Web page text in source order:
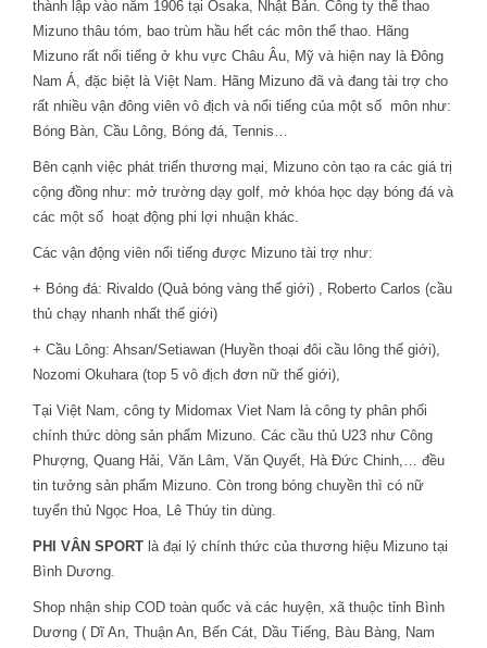
thành lập vào năm 1906 tại Osaka, Nhật Bản. Công ty thể thao
Mizuno thâu tóm, bao trùm hầu hết các môn thể thao. Hãng
Mizuno rất nổi tiếng ở khu vực Châu Âu, Mỹ và hiện nay là Đông
Nam Á, đặc biệt là Việt Nam. Hãng Mizuno đã và đang tài trợ cho
rất nhiều vận đông viên vô địch và nổi tiếng của một số môn như:
Bóng Bàn, Cầu Lông, Bóng đá, Tennis…
Bên cạnh việc phát triển thương mại, Mizuno còn tạo ra các giá trị
cộng đồng như: mở trường dạy golf, mở khóa học dạy bóng đá và
các một số hoạt động phi lợi nhuận khác.
Các vận động viên nổi tiếng được Mizuno tài trợ như:
+ Bóng đá: Rivaldo (Quả bóng vàng thế giới) , Roberto Carlos (cầu
thủ chạy nhanh nhất thế giới)
+ Cầu Lông: Ahsan/Setiawan (Huyền thoại đôi cầu lông thế giới),
Nozomi Okuhara (top 5 vô địch đơn nữ thế giới),
Tại Việt Nam, công ty Midomax Viet Nam là công ty phân phối
chính thức dòng sản phẩm Mizuno. Các cầu thủ U23 như Công
Phượng, Quang Hải, Văn Lâm, Văn Quyết, Hà Đức Chinh,… đều
tin tưởng sản phẩm Mizuno. Còn trong bóng chuyền thì có nữ
tuyển thủ Ngọc Hoa, Lê Thúy tin dùng.
PHI VÂN SPORT là đại lý chính thức của thương hiệu Mizuno tại
Bình Dương.
Shop nhận ship COD toàn quốc và các huyện, xã thuộc tỉnh Bình
Dương ( Dĩ An, Thuận An, Bến Cát, Dầu Tiếng, Bàu Bàng, Nam